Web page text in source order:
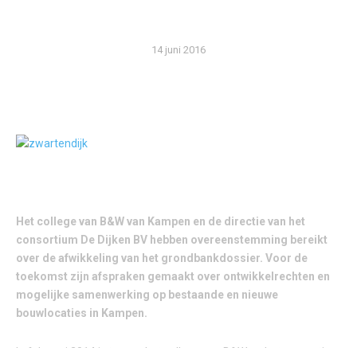
14 juni 2016
Het college van B&W van Kampen en de directie van het
consortium De Dijken BV hebben overeenstemming bereikt
over de afwikkeling van het grondbankdossier. Voor de
toekomst zijn afspraken gemaakt over ontwikkelrechten en
mogelijke samenwerking op bestaande en nieuwe
bouwlocaties in Kampen.